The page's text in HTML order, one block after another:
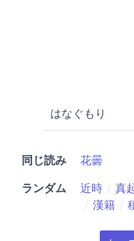
はなぐもり
同じ読み
花曇
ランダム
近時 真
漢籍